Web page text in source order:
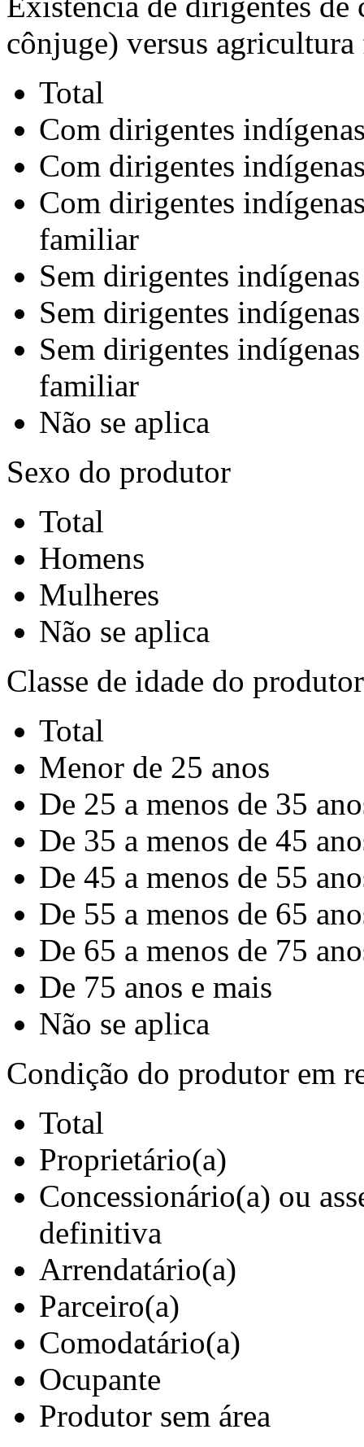
cônjuge) versus
Total
Com dirigentes
Com dirigentes
Com dirigentes
familiar
Sem dirigentes indígenas
Sem dirigentes
Sem dirigentes
familiar
Não se aplica
Sexo do produtor
Total
Homens
Mulheres
Não se aplica
Classe de idade do produtor
Total
Menor de 25 anos
De 25 a menos de 35
De 35 a menos de 45
De 45 a menos de 55
De 55 a menos de 65
De 65 a menos de 75
De 75 anos e mais
Não se aplica
Condição do produtor em
Total
Proprietário(a)
Concessionário(a) ou
definitiva
Arrendatário(a)
Parceiro(a)
Comodatário(a)
Ocupante
Produtor sem área